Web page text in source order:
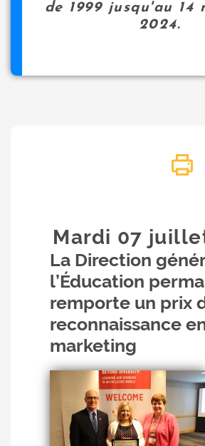
de 1999 jusqu'au 14
2024.
Mardi 07
La Direction
l’Éducation
remporte un prix
reconnaissance
marketing